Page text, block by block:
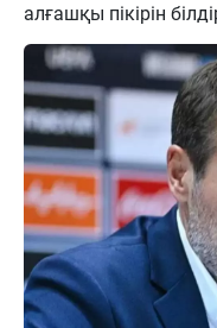
алғашқы пікірін